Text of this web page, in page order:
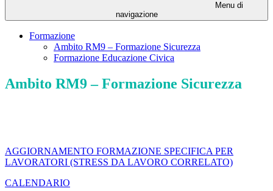
Menu di
navigazione
Formazione
Ambito RM9 – Formazione Sicurezza
Formazione Educazione Civica
Ambito RM9 – Formazione Sicurezza
AGGIORNAMENTO FORMAZIONE SPECIFICA PER
LAVORATORI (STRESS DA LAVORO CORRELATO)
CALENDARIO